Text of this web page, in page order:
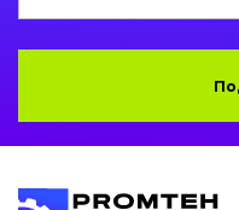
Пальци и втулки
Гидравлика